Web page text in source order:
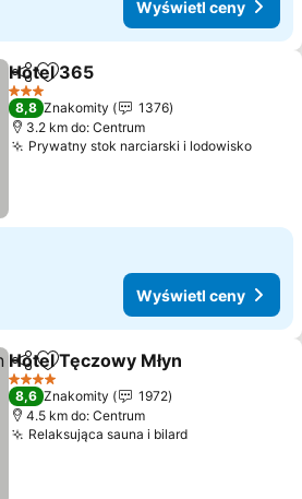
Wyświetl ceny
Udostępnij
Dodaj do ulubionych
Hotel 365
3 Kategoria
8,8 Znakomity
1376
3.2 km do: Centrum
Prywatny stok narciarski i lodowisko
Wyświetl ceny
Udostępnij
Dodaj do ulubionych
Hotel Tęczowy Młyn
4 Kategoria
8,6 Znakomity
1972
4.5 km do: Centrum
Relaksująca sauna i bilardWyświetl